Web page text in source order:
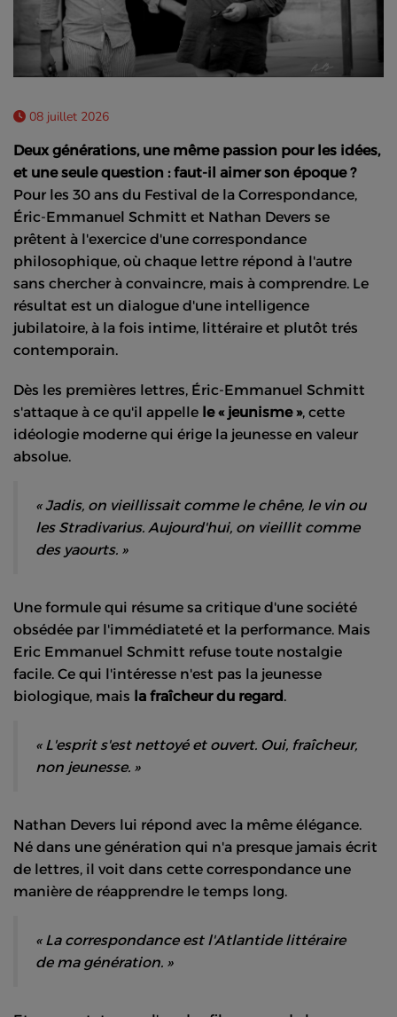
08 juillet 2026
Deux générations, une même passion pour les idées,
et une seule question : faut-il aimer son époque ?
Pour les 30 ans du Festival de la Correspondance,
Éric-Emmanuel Schmitt et Nathan Devers se
prêtent à l'exercice d'une correspondance
philosophique, où chaque lettre répond à l'autre
sans chercher à convaincre, mais à comprendre. Le
résultat est un dialogue d'une intelligence
jubilatoire, à la fois intime, littéraire et plutôt trés
contemporain.
Dès les premières lettres, Éric-Emmanuel Schmitt
s'attaque à ce qu'il appelle le « jeunisme », cette
idéologie moderne qui érige la jeunesse en valeur
absolue.
« Jadis, on vieillissait comme le chêne, le vin ou
les Stradivarius. Aujourd'hui, on vieillit comme
des yaourts. »
Une formule qui résume sa critique d'une société
obsédée par l'immédiateté et la performance. Mais
Eric Emmanuel Schmitt refuse toute nostalgie
facile. Ce qui l'intéresse n'est pas la jeunesse
biologique, mais la fraîcheur du regard.
« L'esprit s'est nettoyé et ouvert. Oui, fraîcheur,
non jeunesse. »
Nathan Devers lui répond avec la même élégance.
Né dans une génération qui n'a presque jamais écrit
de lettres, il voit dans cette correspondance une
manière de réapprendre le temps long.
« La correspondance est l'Atlantide littéraire
de ma génération. »